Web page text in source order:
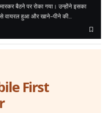
बैठने पर रोका गया। उन्होंने इसका
से वायरल हुआ और खाने-पीने की…
First